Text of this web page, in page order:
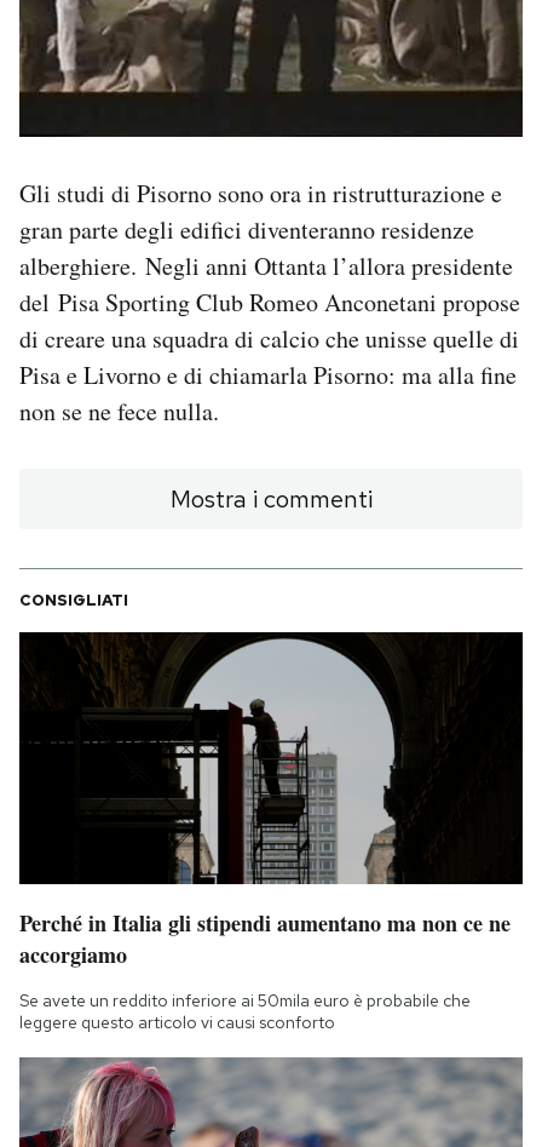
Gli studi di Pisorno sono ora in ristrutturazione e
gran parte degli edifici diventeranno residenze
alberghiere. Negli anni Ottanta l’allora presidente
del Pisa Sporting Club Romeo Anconetani propose
di creare una squadra di calcio che unisse quelle di
Pisa e Livorno e di chiamarla Pisorno: ma alla fine
non se ne fece nulla.
Mostra i commenti
CONSIGLIATI
Perché in Italia gli stipendi aumentano ma non ce ne
accorgiamo
Se avete un reddito inferiore ai 50mila euro è probabile che
leggere questo articolo vi causi sconforto